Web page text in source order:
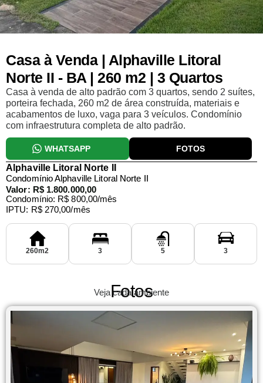
Casa à Venda | Alphaville Litoral
Norte II - BA | 260 m2 | 3 Quartos
Casa à venda de alto padrão com 3 quartos, sendo 2 suítes,
porteira fechada, 260 m2 de área construída, materiais e
acabamentos de luxo, vaga para 3 veículos. Condomínio
com infraestrutura completa de alto padrão.
WHATSAPP FOTOS
Alphaville Litoral Norte II
Condomínio Alphaville Litoral Norte II
Valor: R$ 1.800.000,00
Condomínio: R$ 800,00/mês
IPTU: R$ 270,00/mês
260m2 3 5 3
Fotos
Veja cada ambiente